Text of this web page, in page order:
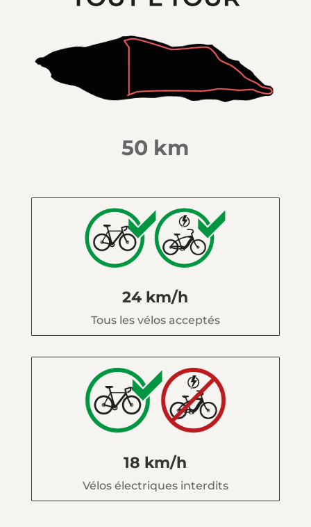
50 km
24 km/h
Tous les vélos acceptés
18 km/h
Vélos électriques interdits